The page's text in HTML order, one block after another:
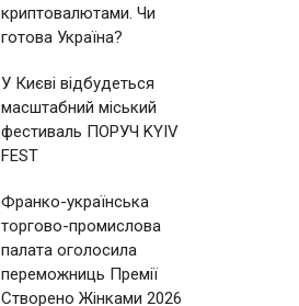
криптовалютами. Чи
готова Україна?
У Києві відбудеться
масштабний міський
фестиваль ПОРУЧ KYIV
FEST
Франко-українська
торгово-промислова
палата оголосила
переможниць Премії
Створено Жінками 2026